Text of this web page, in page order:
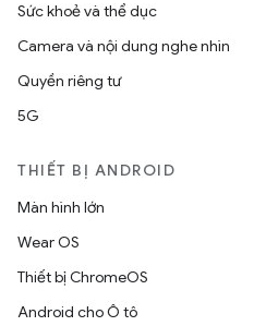
Sức khoẻ và thể dục
Camera và nội dung nghe nhìn
Quyền riêng tư
5G
THIẾT BỊ ANDROID
Màn hình lớn
Wear OS
Thiết bị ChromeOS
Android cho Ô tô